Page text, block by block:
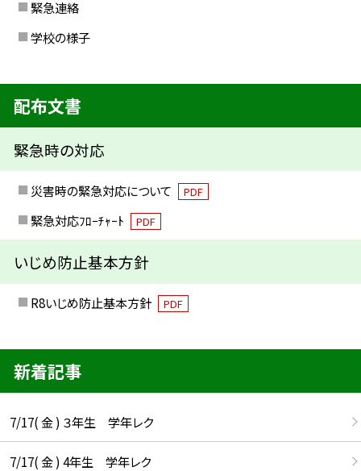
緊急連絡
学校の様子
配布文書
緊急時の対応
災害時の緊急対応について PDF
緊急対応ﾌﾛｰﾁｬｰﾄ PDF
いじめ防止基本方針
R8いじめ防止基本方針 PDF
新着記事
7/17( 金 ) ３年生 学年レク
7/17( 金 ) 4年生 学年レク